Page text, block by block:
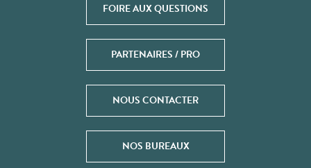
FOIRE AUX QUESTIONS
PARTENAIRES / PRO
NOUS CONTACTER
NOS BUREAUX